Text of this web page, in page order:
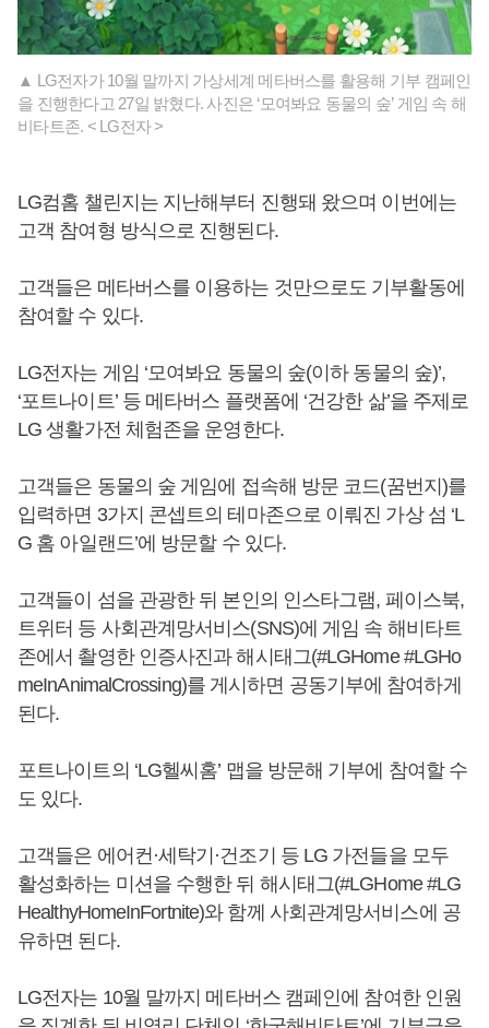
▲ LG전자가 10월 말까지 가상세계 메타버스를 활용해 기부 캠페인
을 진행한다고 27일 밝혔다. 사진은 ‘모여봐요 동물의 숲’ 게임 속 해
비타트존. < LG전자 >
LG컴홈 챌린지는 지난해부터 진행돼 왔으며 이번에는
고객 참여형 방식으로 진행된다.
고객들은 메타버스를 이용하는 것만으로도 기부활동에
참여할 수 있다.
LG전자는 게임 ‘모여봐요 동물의 숲(이하 동물의 숲)’,
‘포트나이트’ 등 메타버스 플랫폼에 ‘건강한 삶’을 주제로
LG 생활가전 체험존을 운영한다.
고객들은 동물의 숲 게임에 접속해 방문 코드(꿈번지)를
입력하면 3가지 콘셉트의 테마존으로 이뤄진 가상 섬 ‘L
G 홈 아일랜드’에 방문할 수 있다.
고객들이 섬을 관광한 뒤 본인의 인스타그램, 페이스북,
트위터 등 사회관계망서비스(SNS)에 게임 속 해비타트
존에서 촬영한 인증사진과 해시태그(#LGHome #LGHo
meInAnimalCrossing)를 게시하면 공동기부에 참여하게
된다.
포트나이트의 ‘LG헬씨홈’ 맵을 방문해 기부에 참여할 수
도 있다.
고객들은 에어컨·세탁기·건조기 등 LG 가전들을 모두
활성화하는 미션을 수행한 뒤 해시태그(#LGHome #LG
HealthyHomeInFortnite)와 함께 사회관계망서비스에 공
유하면 된다.
LG전자는 10월 말까지 메타버스 캠페인에 참여한 인원